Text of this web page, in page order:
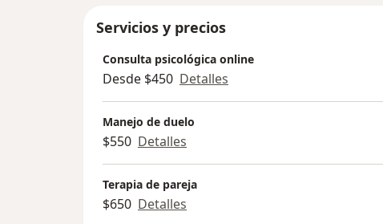
Servicios y precios
Consulta psicológica online
Desde $450 Detalles
Manejo de duelo
$550 Detalles
Terapia de pareja
$650 Detalles